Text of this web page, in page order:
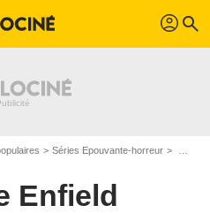
profil search
Séries Epouvante-horreur
Enfield